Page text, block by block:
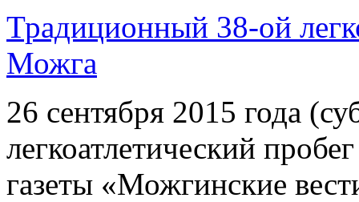
Традиционный 38-ой
Можга
26 сентября 2015 года
легкоатлетический
газеты «Можгинские